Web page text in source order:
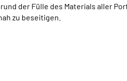
der Fülle des Materials aller
zu beseitigen.